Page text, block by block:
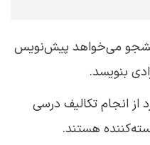
می‌خواهد پیش‌نویس‌
بنویسد.
از انجام تکالیف درسی
هستند.